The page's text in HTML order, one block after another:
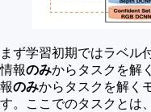
まず学習初期ではラベル
情報のみからタスクを解
報のみからタスクを解く
す。ここでのタスクとは